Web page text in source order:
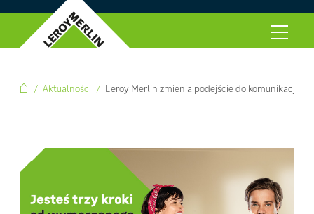
Aktualności Leroy Merlin zmienia podejście do komunikacji